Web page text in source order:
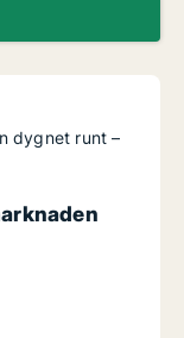
dygnet runt –